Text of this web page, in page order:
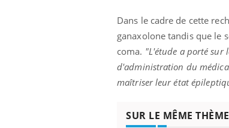
Dans le cadre de cette
ganaxolone tandis que le
coma. "L'étude a porté sur
d'administration du
maîtriser leur état
SUR LE MÊME THÈME